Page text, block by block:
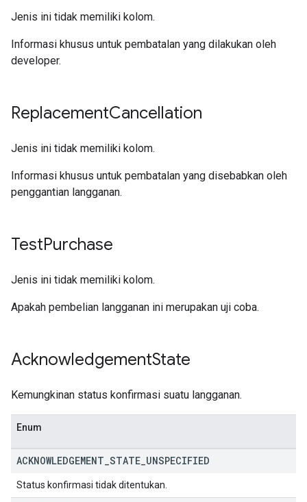
Jenis ini tidak memiliki kolom.
Informasi khusus untuk pembatalan yang dilakukan oleh
developer.
ReplacementCancellation
Jenis ini tidak memiliki kolom.
Informasi khusus untuk pembatalan yang disebabkan oleh
penggantian langganan.
TestPurchase
Jenis ini tidak memiliki kolom.
Apakah pembelian langganan ini merupakan uji coba.
AcknowledgementState
Kemungkinan status konfirmasi suatu langganan.
Enum
ACKNOWLEDGEMENT STATE UNSPECIFIED
Status konfirmasi tidak ditentukan.